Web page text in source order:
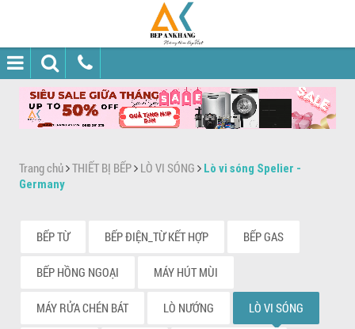
Trang chủ THIẾT BỊ BẾP LÒ VI SÓNG
Lò vi sóng Spelier -
Germany
BẾP TỪ BẾP ĐIỆN_TỪ KẾT HỢP BẾP GAS
BẾP HỒNG NGOẠI MÁY HÚT MÙI
MÁY RỬA CHÉN BÁT LÒ NƯỚNG LÒ VI SÓNG